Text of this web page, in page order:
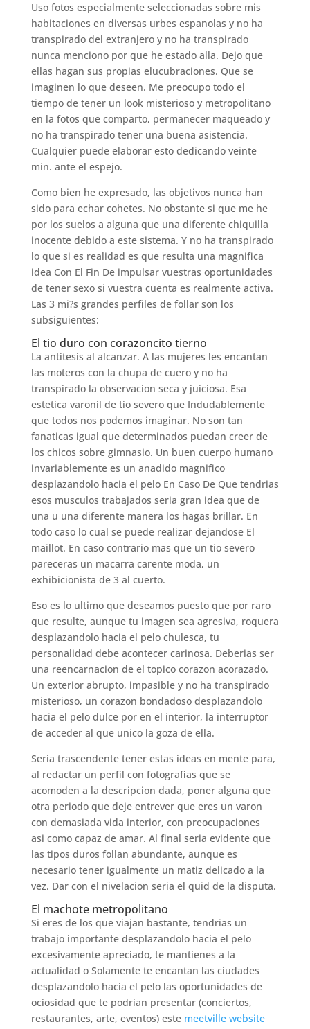
Uso fotos especialmente seleccionadas sobre mis
habitaciones en diversas urbes espanolas y no ha
transpirado del extranjero y no ha transpirado
nunca menciono por que he estado alla. Dejo que
ellas hagan sus propias elucubraciones. Que se
imaginen lo que deseen. Me preocupo todo el
tiempo de tener un look misterioso y metropolitano
en la fotos que comparto, permanecer maqueado y
no ha transpirado tener una buena asistencia.
Cualquier puede elaborar esto dedicando veinte
min. ante el espejo.
Como bien he expresado, las objetivos nunca han
sido para echar cohetes. No obstante si que me he
por los suelos a alguna que una diferente chiquilla
inocente debido a este sistema. Y no ha transpirado
lo que si es realidad es que resulta una magnifica
idea Con El Fin De impulsar vuestras oportunidades
de tener sexo si vuestra cuenta es realmente activa.
Las 3 mi?s grandes perfiles de follar son los
subsiguientes:
El tio duro con corazoncito tierno
La antitesis al alcanzar. A las mujeres les encantan
las moteros con la chupa de cuero y no ha
transpirado la observacion seca y juiciosa. Esa
estetica varonil de tio severo que Indudablemente
que todos nos podemos imaginar. No son tan
fanaticas igual que determinados puedan creer de
los chicos sobre gimnasio. Un buen cuerpo humano
invariablemente es un anadido magnifico
desplazandolo hacia el pelo En Caso De Que tendri­as
esos musculos trabajados seri­a gran idea que de
una u una diferente manera los hagas brillar. En
todo caso lo cual se puede realizar dejandose El
maillot. En caso contrario mas que un tio severo
pareceras un macarra carente moda, un
exhibicionista de 3 al cuerto.
Eso es lo ultimo que deseamos puesto que por raro
que resulte, aunque tu imagen sea agresiva, roquera
desplazandolo hacia el pelo chulesca, tu
personalidad debe acontecer carinosa. Deberias ser
una reencarnacion de el topico corazon acorazado.
Un exterior abrupto, impasible y no ha transpirado
misterioso, un corazon bondadoso desplazandolo
hacia el pelo dulce por en el interior, la interruptor
de acceder al que unico la goza de ella.
Seri­a trascendente tener estas ideas en mente para,
al redactar un perfil con fotografias que se
acomoden a la descripcion dada, poner alguna que
otra periodo que deje entrever que eres un varon
con demasiada vida interior, con preocupaciones
asi­ como capaz de amar. Al final seri­a evidente que
las tipos duros follan abundante, aunque es
necesario tener igualmente un matiz delicado a la
vez. Dar con el nivelacion seri­a el quid de la disputa.
El machote metropolitano
Si eres de los que viajan bastante, tendri­as un
trabajo importante desplazandolo hacia el pelo
excesivamente apreciado, te mantienes a la
actualidad o Solamente te encantan las ciudades
desplazandolo hacia el pelo las oportunidades de
ociosidad que te podri­an presentar (conciertos,
restaurantes, arte, eventos) este meetville website